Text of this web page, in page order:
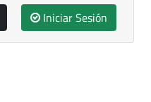
Iniciar Sesión